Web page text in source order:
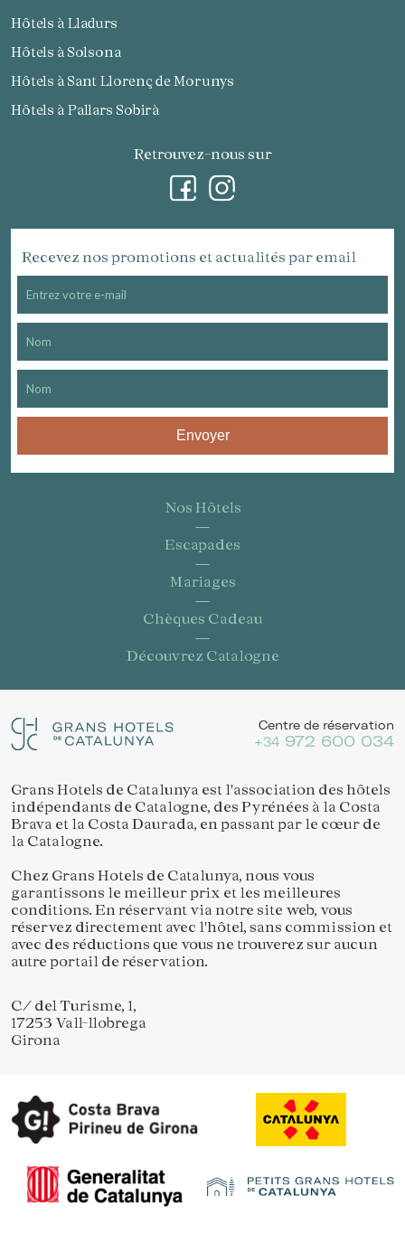
Hôtels à Lladurs
Hôtels à Solsona
Hôtels à Sant Llorenç de Morunys
Hôtels à Pallars Sobirà
Retrouvez-nous sur
Recevez nos promotions et actualités par email
Envoyer
Nos Hôtels
Escapades
Mariages
Chèques Cadeau
Découvrez Catalogne
Centre de réservation
+34 972 600 034
Grans Hotels de Catalunya est l'association des hôtels
indépendants de Catalogne, des Pyrénées à la Costa
Brava et la Costa Daurada, en passant par le cœur de
la Catalogne.
Chez Grans Hotels de Catalunya, nous vous
garantissons le meilleur prix et les meilleures
conditions. En réservant via notre site web, vous
réservez directement avec l'hôtel, sans commission et
avec des réductions que vous ne trouverez sur aucun
autre portail de réservation.
C/ del Turisme, 1,
17253 Vall-llobrega
GironaEnregistrer les paramètres